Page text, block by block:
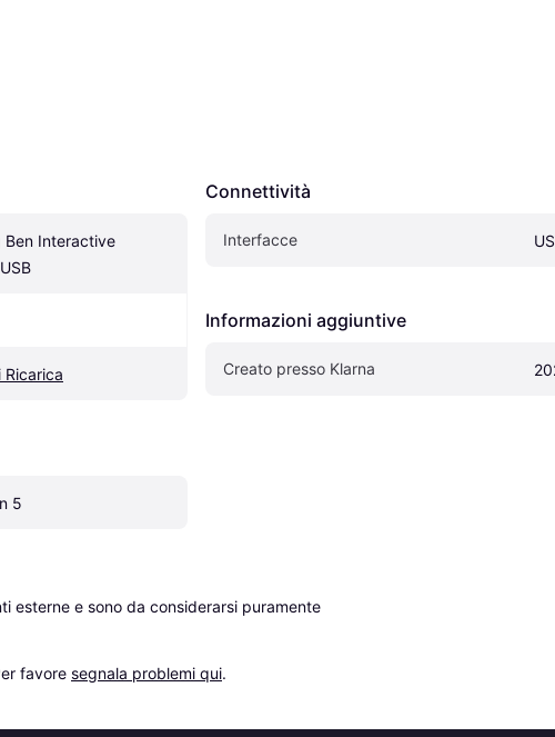
Ben Interactive
Ricarica
5
Connettività
Interfacce
Informazioni aggiuntive
Creato presso Klarna
esterne e sono da considerarsi puramente
favore segnala problemi qui.